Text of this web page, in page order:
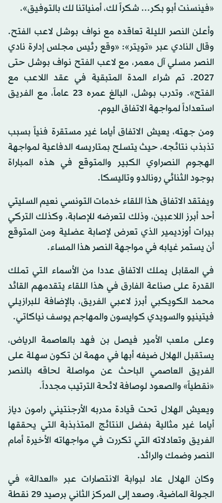
«فينسنت أبو بكر... شكراً لك، أمنياتنا لك بالتوفيق».
وأعلن النصر الليلة تعاقده مع نواف بوشل لاعب الفتح.
وقال النادي عبر «تويتر»: «وقع رئيس مجلس إدارة نادي
النصر مسلي آل معمر، مع لاعب الفتح نواف بوشل حتى
2027. تم شراء المدة المتبقية في عقد اللاعب مع
الفتح». وتدرب بوشل، البالغ عمره 23 عاماً، مع الفريق
استعداداً لمواجهة الاتفاق اليوم.
ومن جهته، يعيش الاتفاق أياما غير مستقرة فنياً بسبب
تذبذب نتائجه، حيث يتسلح بمتاريسه الدفاعية لمواجهة
الهجوم النصراوي الكبير والمتوقع في هذه المباراة
بوجود الثنائي رونالدو وتاليسكا.
ويفتقد الاتفاق هذا اللقاء خدمات التونسي نعيم السليتي
أحد أبرز اللاعبين، وذلك لتعرضه للإصابة، وكذلك التركي
بيرات أوزديمير الذي تعرض لإصابة عضلية ومن المتوقع
أن يستمر غيابه في مواجهة النصر هذا المساء.
في المقابل يملك الاتفاق عددا من الأسماء التي تملك
القدرة على صناعة الفارق في هذا اللقاء يتقدمهم القائد
محمد الكويكبي أبرز لاعبي الفريق، بالإضافة للبرازيلي
فيتينيو والسويدي كوايسون والمهاجم يوسف نياكاتي.
وعلى ملعب الأمير فيصل بن فهد بالعاصمة الرياض،
يستقبل الهلال ضيفه أبها في مهمة لن تكون سهلة على
الفريق العاصمي الباحث عن مواصلة لحاقه بالنصر
«نقطياً» والصعود لوصافة لائحة الترتيب مجدداً.
ويعيش الهلال تحت قيادة مدربه الأرجنتيني رامون دياز
أياما غير مثالية بفضل النتائج المتذبذبة التي يحققها
الفريق وتعادلاته التي تكررت في مواجهاته الأخيرة أمام
النصر وضمك والرائد.
وكان الهلال عاد لبوابة الانتصارات عبر «العدالة» في
الجولة الماضية، وصعد إلى المركز الثاني برصيد 29 نقطة